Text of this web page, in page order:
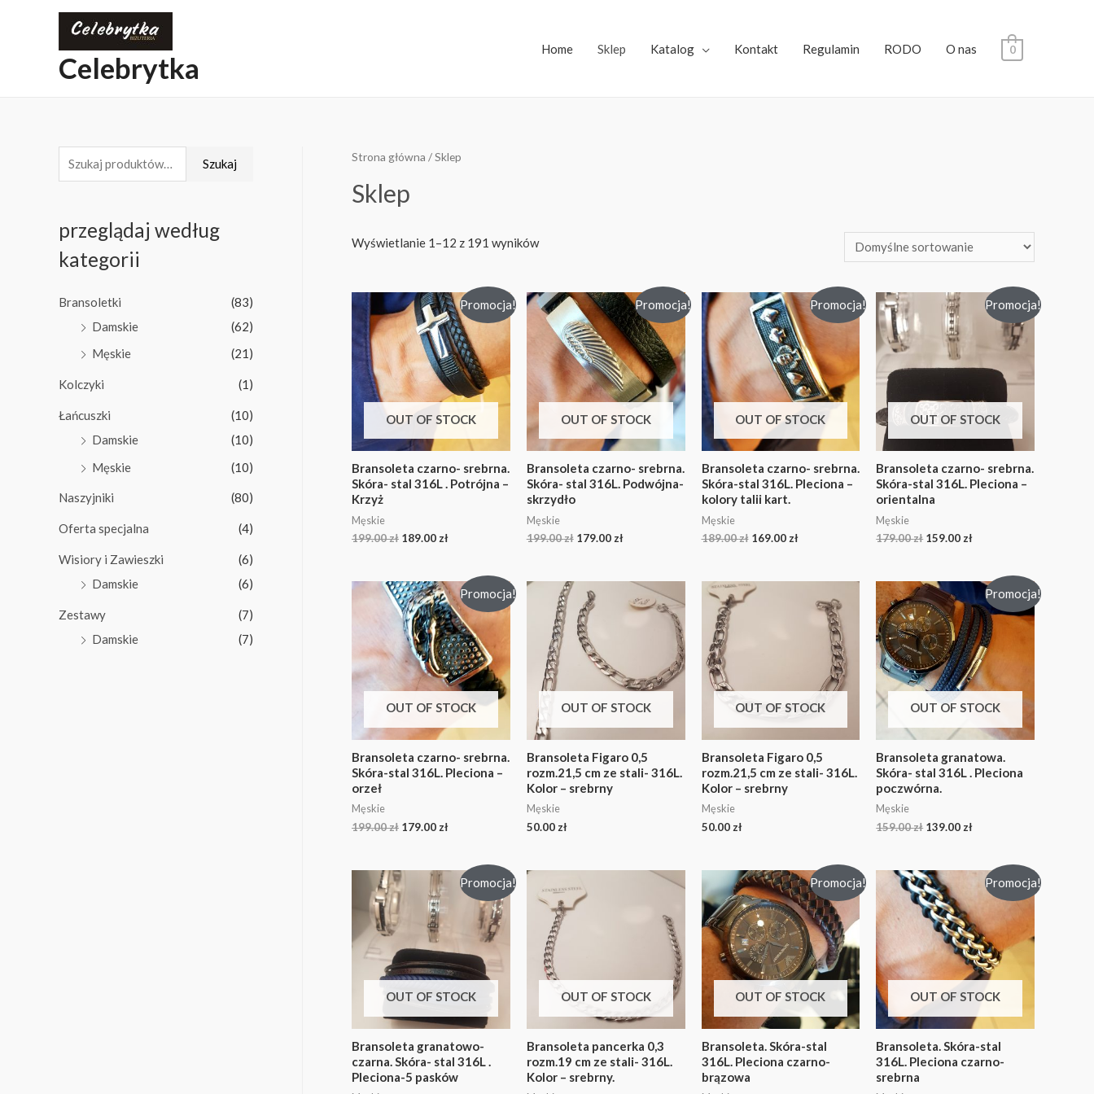
Celebrytka
Home Sklep Katalog Kontakt Regulamin RODO O nas 0
Szukaj
przeglądaj według
kategorii
Bransoletki
(83)
Damskie
(62)
Męskie
(21)
Kolczyki (1)
Łańcuszki
(10)
Damskie
(10)
Męskie
(10)
Naszyjniki (80)
Oferta specjalna (4)
Wisiory i Zawieszki
(6)
Damskie
(6)
Zestawy
(7)
Damskie
(7)
Strona główna / Sklep
Sklep
Wyświetlanie 1–12 z 191 wyników
Promocja!
OUT OF STOCK
Bransoleta czarno- srebrna.
Skóra- stal 316L . Potrójna –
Krzyż
Męskie
199.00zł 189.00 zł
Promocja!
OUT OF STOCK
Bransoleta czarno- srebrna.
Skóra- stal 316L. Podwójna-
skrzydło
Męskie
199.00zł 179.00 zł
Promocja!
OUT OF STOCK
Bransoleta czarno- srebrna.
Skóra-stal 316L. Pleciona –
kolory talii kart.
Męskie
189.00zł 169.00 zł
Promocja!
OUT OF STOCK
Bransoleta czarno- srebrna.
Skóra-stal 316L. Pleciona –
orientalna
Męskie
179.00zł 159.00 zł
Promocja!
OUT OF STOCK
Bransoleta czarno- srebrna.
Skóra-stal 316L. Pleciona –
orzeł
Męskie
199.00zł 179.00 zł
OUT OF STOCK
Bransoleta Figaro 0,5
rozm.21,5 cm ze stali- 316L.
Kolor – srebrny
Męskie
50.00 zł
OUT OF STOCK
Bransoleta Figaro 0,5
rozm.21,5 cm ze stali- 316L.
Kolor – srebrny
Męskie
50.00 zł
Promocja!
OUT OF STOCK
Bransoleta granatowa.
Skóra- stal 316L . Pleciona
poczwórna.
Męskie
159.00zł 139.00 zł
Promocja!
OUT OF STOCK
Bransoleta granatowo-
czarna. Skóra- stal 316L .
Pleciona-5 pasków
OUT OF STOCK
Bransoleta pancerka 0,3
rozm.19 cm ze stali- 316L.
Kolor – srebrny.
Promocja!
OUT OF STOCK
Bransoleta. Skóra-stal
316L. Pleciona czarno-
brązowa
Promocja!
OUT OF STOCK
Bransoleta. Skóra-stal
316L. Pleciona czarno-
srebrna